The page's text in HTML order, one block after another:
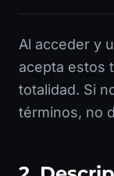
Al acceder y
acepta estos
totalidad. Si
términos, no